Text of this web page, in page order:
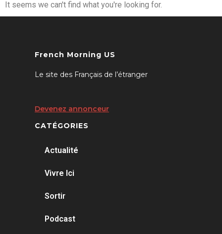
It seems we can't find what you're looking for.
French Morning US
Le site des Français de l’étranger
Devenez annonceur
CATÉGORIES
Actualité
Vivre Ici
Sortir
Podcast